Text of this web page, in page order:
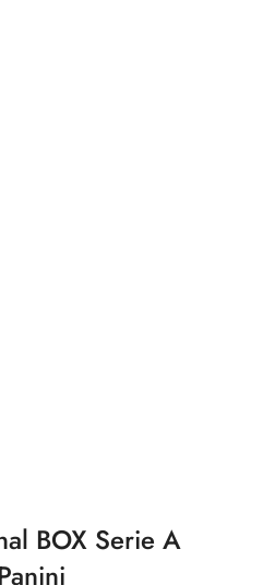
BOX Serie A